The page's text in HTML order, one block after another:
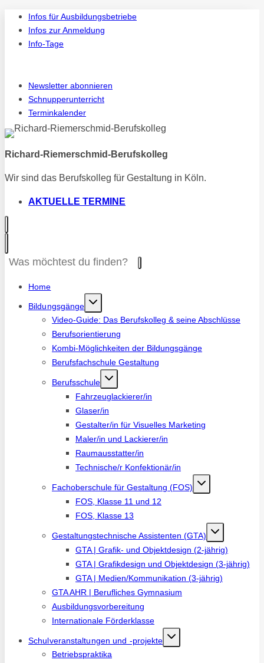
Zum
Inhalt
springen
Infos für Ausbildungsbetriebe
Infos zur Anmeldung
Info-Tage
Newsletter abonnieren
Schnupperunterricht
Terminkalender
Richard-Riemerschmid-Berufskolleg
Wir sind das Berufskolleg für Gestaltung in Köln.
AKTUELLE TERMINE
Home
Bildungsgänge
Video-Guide: Das Berufskolleg & seine Abschlüsse
Berufsorientierung
Kombi-Möglichkeiten der Bildungsgänge
Berufsfachschule Gestaltung
Berufsschule
Fahrzeuglackierer/in
Glaser/in
Gestalter/in für Visuelles Marketing
Maler/in und Lackierer/in
Raumausstatter/in
Technische/r Konfektionär/in
Fachoberschule für Gestaltung (FOS)
FOS, Klasse 11 und 12
FOS, Klasse 13
Gestaltungstechnische Assistenten (GTA)
GTA | Grafik- und Objektdesign (2-jährig)
GTA | Grafikdesign und Objektdesign (3-jährig)
GTA | Medien/Kommunikation (3-jährig)
GTA AHR | Berufliches Gymnasium
Ausbildungsvorbereitung
Internationale Förderklasse
Schulveranstaltungen und -projekte
Betriebspraktika